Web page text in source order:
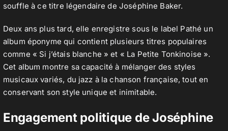
souffle à ce titre légendaire de Joséphine Baker.
Deux ans plus tard, elle enregistre sous le label Pathé un
album éponyme qui contient plusieurs titres populaires
comme « Si j’étais blanche » et « La Petite Tonkinoise ».
Cet album montre sa capacité à mélanger des styles
musicaux variés, du jazz à la chanson française, tout en
conservant son style unique et inimitable.
Engagement politique de Joséphine